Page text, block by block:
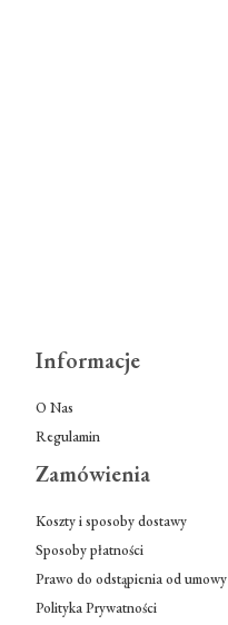
Informacje
O Nas
Regulamin
Zamówienia
Koszty i sposoby dostawy
Sposoby płatności
Prawo do odstąpienia od umowy
Polityka Prywatności